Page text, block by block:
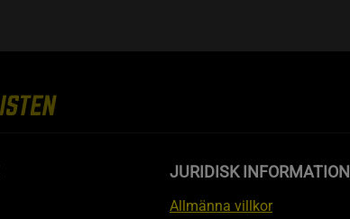
JURIDISK INFORMATION
Allmänna villkor